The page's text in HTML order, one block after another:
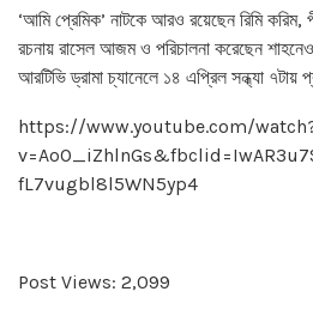
‘আমি প্রেমিক’ নাটকে আরও রয়েছেন রিমি
রচনায় রাসেল আজম ও পরিচালনা করেছেন
আরটিভি ড্রামা চ্যানেলে ১৪ এপ্রিল সন্ধ্যা ৭টায়
https://www.youtube.com/
fL7vugbl8l5WN5yp4
Post Views: 2,099